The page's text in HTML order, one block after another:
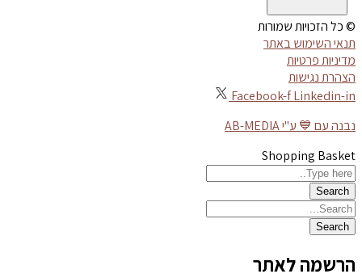
© כל הזכויות שמורות
תנאי השימוש באתר
מדיניות פרטיות
הצהרת נגישות
Facebook-fLinkedin-in
נבנה עם 💙 ע"י AB-MEDIA
Shopping Basket
הרשמה לאתר